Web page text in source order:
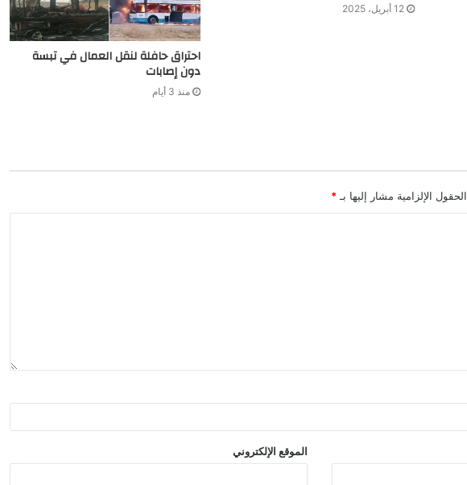
12 أبريل، 2025
احتراق حافلة لنقل العمال في تبسة
دون إصابات
منذ 3 أيام
الحقول الإلزامية مشار إليها بـ *
الموقع الإلكتروني